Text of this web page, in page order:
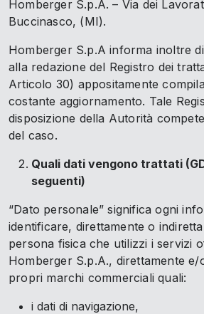
Homberger S.p.A. – Via dei
Buccinasco, (MI).
Homberger S.p.A informa inoltre
alla redazione del Registro dei
Articolo 30) appositamente
costante aggiornamento. Tale
disposizione della Autorità
del caso.
Quali dati vengono trattati
seguenti)
“Dato personale” significa ogni
identificare, direttamente o
persona fisica che utilizzi i servizi
Homberger S.p.A., direttamente e/
propri marchi commerciali quali:
i dati di navigazione,